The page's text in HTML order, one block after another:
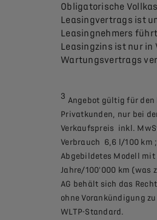
Obligatorische
Leasingvertrags ist
Leasingnehmers
Leasingzins ist nur in
Wartungsvertrags
3 Angebot gültig für
Privatkunden, nur bei
Verkaufspreis inkl.
Verbrauch 6,6 l/100 km
Abgebildetes Modell mit
Jahre/100'000 km (was
AG behält sich das
ohne Vorankündigung
WLTP-Standard.